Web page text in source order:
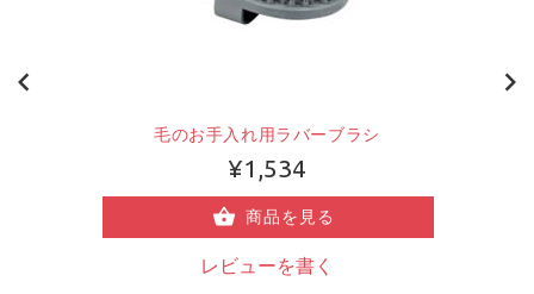
毛のお手入れ用ラバーブラシ
¥1,534
商品を見る
レビューを書く